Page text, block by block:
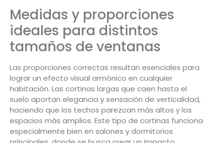
Medidas y proporciones
ideales para distintos
tamaños de ventanas
Las proporciones correctas resultan esenciales para
lograr un efecto visual armónico en cualquier
habitación. Las cortinas largas que caen hasta el
suelo aportan elegancia y sensación de verticalidad,
haciendo que los techos parezcan más altos y los
espacios más amplios. Este tipo de cortinas funciona
especialmente bien en salones y dormitorios